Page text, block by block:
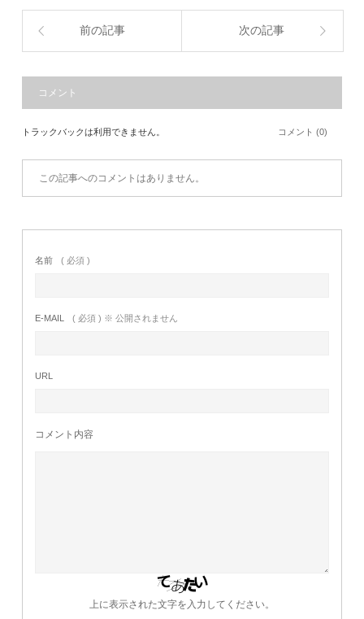
前の記事 次の記事
コメント
トラックバックは利用できません。 コメント (0)
この記事へのコメントはありません。
名前 ( 必須 )
E-MAIL ( 必須 ) ※ 公開されません
URL
コメント内容
上に表示された文字を入力してください。